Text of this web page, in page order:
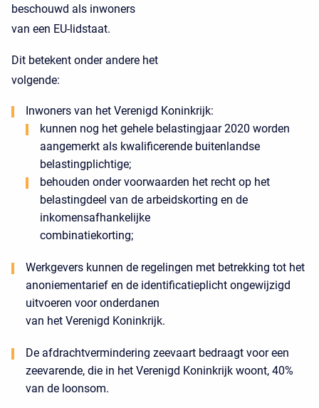
beschouwd als inwoners
van een EU-lidstaat.
Dit betekent onder andere het
volgende:
Inwoners van het Verenigd Koninkrijk:
kunnen nog het gehele belastingjaar 2020 worden
aangemerkt als kwalificerende buitenlandse
belastingplichtige;
behouden onder voorwaarden het recht op het
belastingdeel van de arbeidskorting en de
inkomensafhankelijke
combinatiekorting;
Werkgevers kunnen de regelingen met betrekking tot het
anoniementarief en de identificatieplicht ongewijzigd
uitvoeren voor onderdanen
van het Verenigd Koninkrijk.
De afdrachtvermindering zeevaart bedraagt voor een
zeevarende, die in het Verenigd Koninkrijk woont, 40%
van de loonsom.